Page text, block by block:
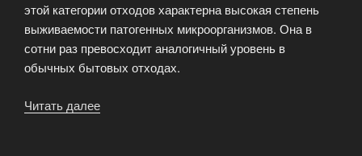
этой категории отходов характерна высокая степень
выживаемости патогенных микроорганизмов. Она в
сотни раз превосходит аналогичный уровень в
обычных бытовых отходах.
Читать далее